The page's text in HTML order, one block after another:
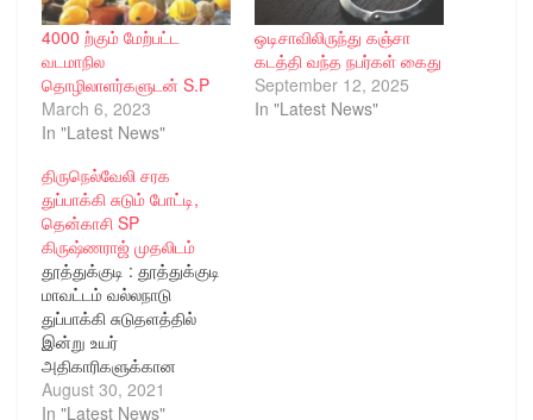
4000 ற்கும் மேற்பட்ட
வடமாநில
தொழிலாளர்களுடன் S.P
March 6, 2023
In "Latest News"
ஒடிசாவிலிருந்து கஞ்சா
கடத்தி வந்த நபர்கள் கைது
September 12, 2025
In "Latest News"
திருநெல்வேலி சரக
துப்பாக்கி சுடும் போட்டி,
தென்காசி SP
கிருஷ்ணராஜ் முதலிடம்
தூத்துக்குடி : தூத்துக்குடி
மாவட்டம் வல்லநாடு
துப்பாக்கி சுடுதளத்தில்
இன்று உயர்
அதிகாரிகளுக்கான
துப்பாக்கி சுடும் போட்டி
நடைபெற்றது -
August 30, 2021
In "Latest News"